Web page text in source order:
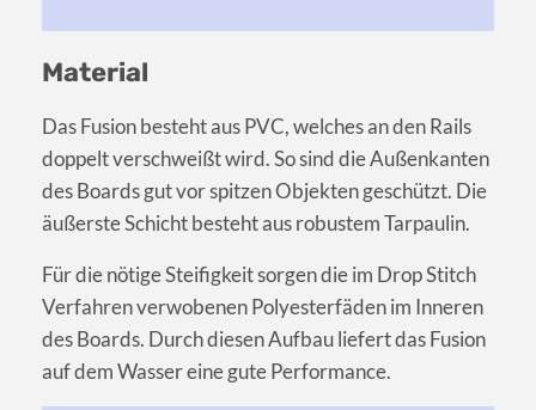
Material
Das Fusion besteht aus PVC, welches an den Rails
doppelt verschweißt wird. So sind die Außenkanten
des Boards gut vor spitzen Objekten geschützt. Die
äußerste Schicht besteht aus robustem Tarpaulin.
Für die nötige Steifigkeit sorgen die im Drop Stitch
Verfahren verwobenen Polyesterfäden im Inneren
des Boards. Durch diesen Aufbau liefert das Fusion
auf dem Wasser eine gute Performance.